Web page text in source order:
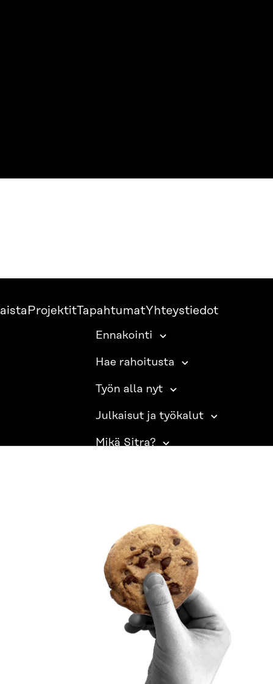
ProjektitTapahtumatYhteystiedot
Ennakointi
Hae rahoitusta
Työn alla nyt
Julkaisut ja työkalut
Mikä Sitra?
SITRA SOSIAALISESSA MEDIASSA